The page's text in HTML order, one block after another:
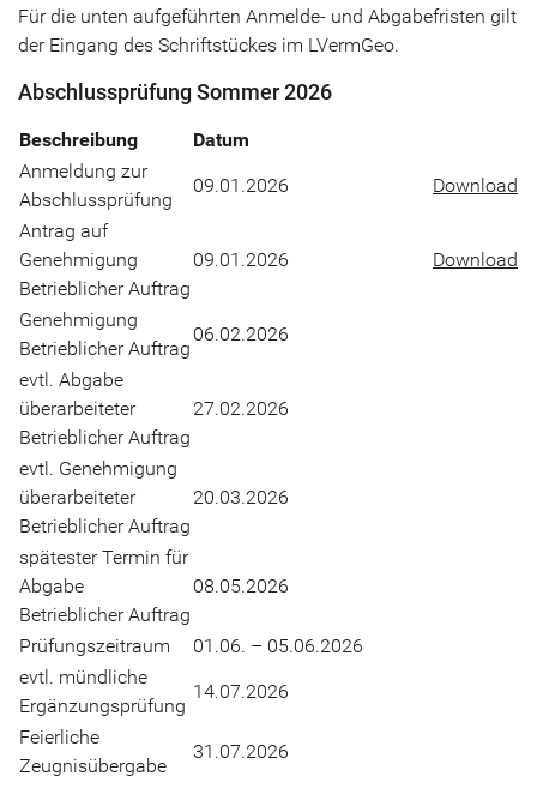
Für die unten aufgeführten Anmelde- und Abgabefristen gilt
der Eingang des Schriftstückes im LVermGeo.
Abschlussprüfung Sommer 2026
Beschreibung
Datum
Anmeldung zur
Abschlussprüfung
09.01.2026
Download
Antrag auf
Genehmigung
Betrieblicher Auftrag
09.01.2026 Download
Genehmigung
Betrieblicher Auftrag
06.02.2026
evtl. Abgabe
überarbeiteter
Betrieblicher Auftrag
27.02.2026
evtl. Genehmigung
überarbeiteter
Betrieblicher Auftrag
20.03.2026
spätester Termin für
Abgabe
Betrieblicher Auftrag
08.05.2026
Prüfungszeitraum
01.06. – 05.06.2026
evtl. mündliche
Ergänzungsprüfung
14.07.2026
Feierliche
Zeugnisübergabe
31.07.2026